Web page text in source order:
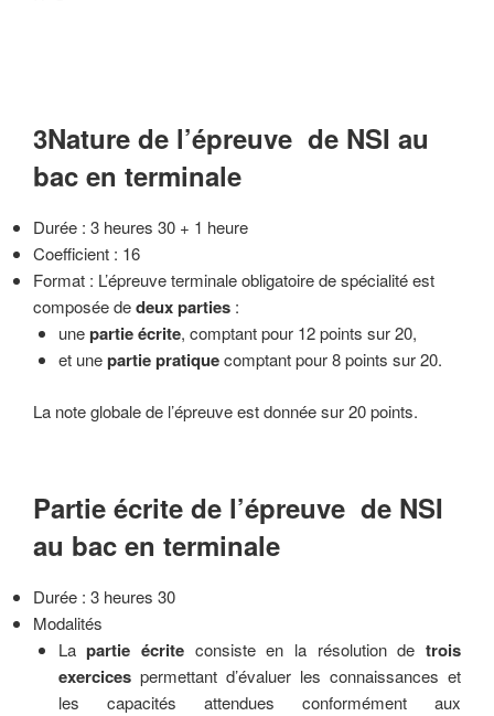
3Nature de l’épreuve de NSI au
bac en terminale
Durée : 3 heures 30 + 1 heure
Coefficient : 16
Format : L’épreuve terminale obligatoire de spécialité est
composée dedeux parties :
unepartie écrite, comptant pour 12 points sur 20,
et unepartie pratiquecomptant pour 8 points sur 20.
La note globale de l’épreuve est donnée sur 20 points.
Partie écrite de l’épreuve de NSI
au bac en terminale
Durée : 3 heures 30
Modalités
Lapartie écriteconsiste en la résolution de trois
exercicespermettant d’évaluer les connaissances et
les capacités attendues conformément aux